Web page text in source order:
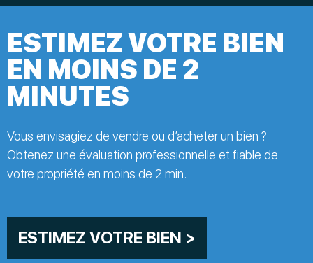
ESTIMEZ VOTRE BIEN
EN MOINS DE 2
MINUTES
Vous envisagiez de vendre ou d’acheter un bien ?
Obtenez une évaluation professionnelle et fiable de
votre propriété en moins de 2 min.
ESTIMEZ VOTRE BIEN >